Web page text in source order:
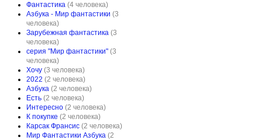
Фантастика (4 человека)
Азбука - Мир фантастики (3
человека)
Зарубежная фантастика (3
человека)
серия "Мир фантастики" (3
человека)
Хочу (3 человека)
2022 (2 человека)
Азбука (2 человека)
Есть (2 человека)
Интересно (2 человека)
К покупке (2 человека)
Карсак Франсис (2 человека)
Мир Фантастики Азбука (2